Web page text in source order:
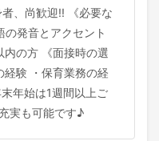
、尚歓迎!! 《必要な
発音とアクセント
内の方 《面接時の選
験 ・保育業務の経
年始は1週間以上ご
実も可能です♪